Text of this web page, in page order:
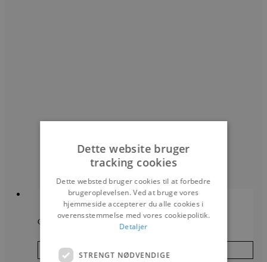
Carpe Diem Bornö
Læs mere
Dette website bruger
tracking cookies
Dette websted bruger cookies til at forbedre
brugeroplevelsen. Ved at bruge vores
hjemmeside accepterer du alle cookies i
overensstemmelse med vores cookiepolitik.
Detaljer
STRENGT NØDVENDIGE